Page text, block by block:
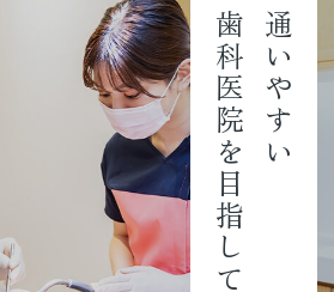
通いやすい
歯科医院を目指して